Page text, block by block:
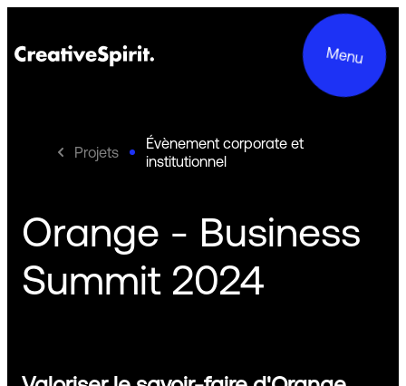
Menu
Projets
Services
Projets
Évènement corporate et
institutionnel
Orange - Business
Summit 2024